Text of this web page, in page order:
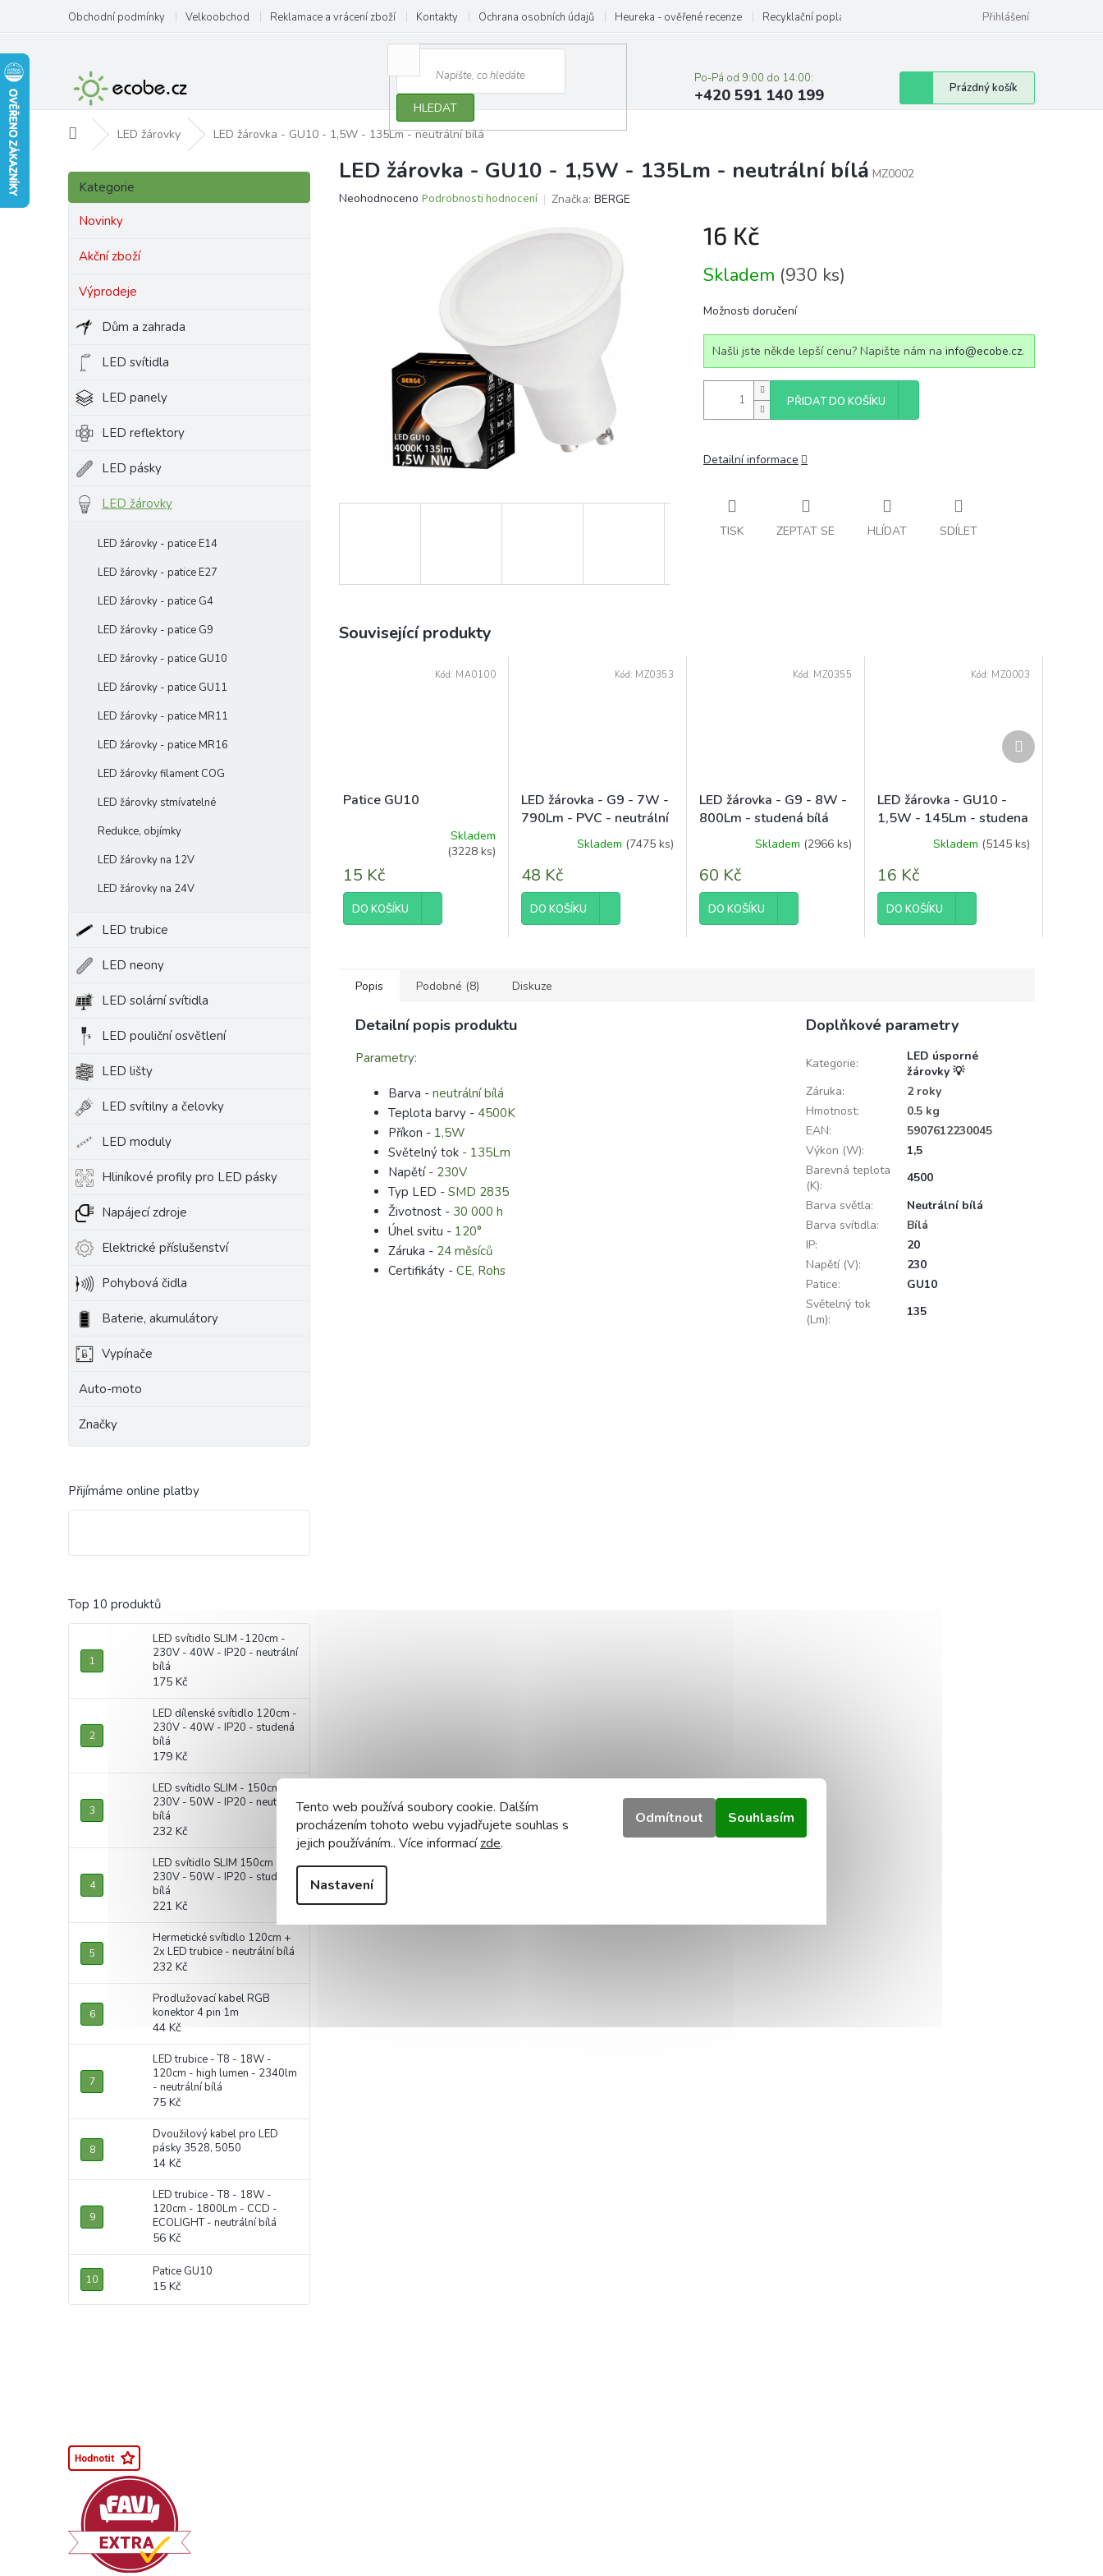
Tento web používá soubory cookie. Dalším
procházením tohoto webu vyjadřujete souhlas s
jejich používáním.. Více informacízde.
Nastavení
Odmítnout Souhlasím
obsah
Obchodní podmínky Velkoobchod Reklamace a vrácení zboží Kontakty Ochrana osobních údajů Heureka - ověřené recenze Recyklační poplatky Přihlášení
HLEDAT
Po-Pá od 9:00 do 14:00:
+420 591 140 199
Nákupní
košík
Prázdný košík
Domů LED žárovky LED žárovka - GU10 - 1,5W - 135Lm - neutrální bílá
P
s
p
Přeskočit
kategorie
Kategorie
Novinky
Akční zboží
Výprodeje
Dům a zahrada
LED svítidla
LED panely
LED reflektory
LED pásky
LED žárovky
LED žárovky - patice E14
LED žárovky - patice E27
LED žárovky - patice G4
LED žárovky - patice G9
LED žárovky - patice GU10
LED žárovky - patice GU11
LED žárovky - patice MR11
LED žárovky - patice MR16
LED žárovky filament COG
LED žárovky stmívatelné
Redukce, objímky
LED žárovky na 12V
LED žárovky na 24V
LED trubice
LED neony
LED solární svítidla
LED pouliční osvětlení
LED lišty
LED svítilny a čelovky
LED moduly
Hliníkové profily pro LED pásky
Napájecí zdroje
Elektrické příslušenství
Pohybová čidla
Baterie, akumulátory
Vypínače
Auto-moto
Značky
Přijímáme online platby
Top 10 produktů
LED svítidlo SLIM -120cm -
230V - 40W - IP20 - neutrální
bílá
175 Kč
LED dílenské svítidlo 120cm -
230V - 40W - IP20 - studená
bílá
179 Kč
LED svítidlo SLIM - 150cm -
230V - 50W - IP20 - neutrální
bílá
232 Kč
LED svítidlo SLIM 150cm -
230V - 50W - IP20 - studená
bílá
221 Kč
Hermetické svítidlo 120cm +
2x LED trubice - neutrální bílá
232 Kč
Prodlužovací kabel RGB
konektor 4 pin 1m
44 Kč
LED trubice - T8 - 18W -
120cm - high lumen - 2340lm
- neutrální bílá
75 Kč
Dvoužilový kabel pro LED
pásky 3528, 5050
14 Kč
LED trubice - T8 - 18W -
120cm - 1800Lm - CCD -
ECOLIGHT - neutrální bílá
56 Kč
Patice GU10
15 Kč
LED žárovka - GU10 - 1,5W - 135Lm - neutrální bílá MZ0002
Průměrné
Neohodnoceno Podrobnosti hodnocení Značka: BERGE
16 Kč
cena:
Skladem (930 ks)
Možnosti doručení
Našli jste někde lepší cenu? Napište nám na info@ecobe.cz.
PŘIDAT DO KOŠÍKU
Detailní informace
TISK ZEPTAT SE HLÍDAT SDÍLET
Související produkty
Patice GU10
produktu
je
5,0
z
Skladem
(3228 ks)
15 Kč
DO KOŠÍKU
Kód: MA0100
LED žárovka - G9 - 7W -
790Lm - PVC - neutrální
Skladem (7475 ks)
48 Kč
DO KOŠÍKU
Kód: MZ0353
LED žárovka - G9 - 8W -
800Lm - studená bílá
Skladem (2966 ks)
60 Kč
DO KOŠÍKU
Kód: MZ0355
LED žárovka - GU10 -
1,5W - 145Lm - studena
Skladem (5145 ks)
16 Kč
DO KOŠÍKU
Kód: MZ0003
Další
produkt
Popis Podobné (8) Diskuze
Detailní popis produktu
Parametry:
Barva - neutrální bílá
Teplota barvy - 4500K
Příkon - 1,5W
Světelný tok - 135Lm
Napětí- 230V
Typ LED - SMD 2835
Životnost - 30 000 h
Úhel svitu - 120°
Záruka - 24 měsíců
Certifikáty - CE, Rohs
Doplňkové parametry
Kategorie:
LED úsporné
žárovky 💡
Záruka:
2 roky
Hmotnost:
0.5 kg
EAN:
5907612230045
Výkon (W):
1,5
Barevná teplota
(K):
4500
Barva světla:
Neutrální bílá
Barva svítidla:
Bílá
IP:
20
Napětí (V):
230
Patice:
GU10
Světelný tok
(Lm):
135